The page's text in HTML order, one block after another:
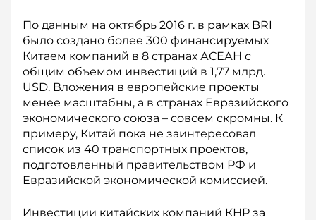
По данным на октябрь 2016 г. в рамках BRI
было создано более 300 финансируемых
Китаем компаний в 8 странах АСЕАН с
общим объемом инвестиций в 1,77 млрд.
USD. Вложения в европейские проекты
менее масштабны, а в странах Евразийского
экономического союза – совсем скромны. К
примеру, Китай пока не заинтересовал
список из 40 транспортных проектов,
подготовленный правительст­вом РФ и
Евразийской экономической комиссией.
Инвестиции китайских ком­паний КНР за